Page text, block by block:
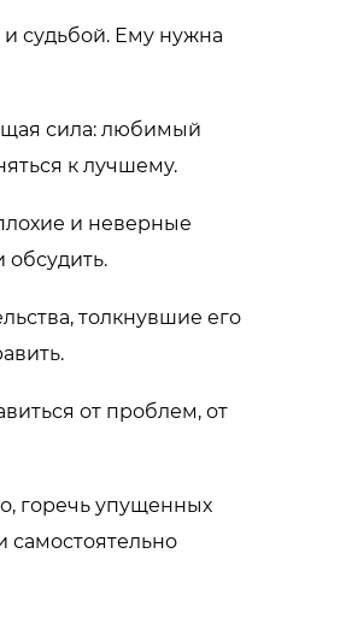
судьбой. Ему нужна
сила: любимый
к лучшему.
и неверные
толкнувшие его
от проблем, от
горечь упущенных
самостоятельно